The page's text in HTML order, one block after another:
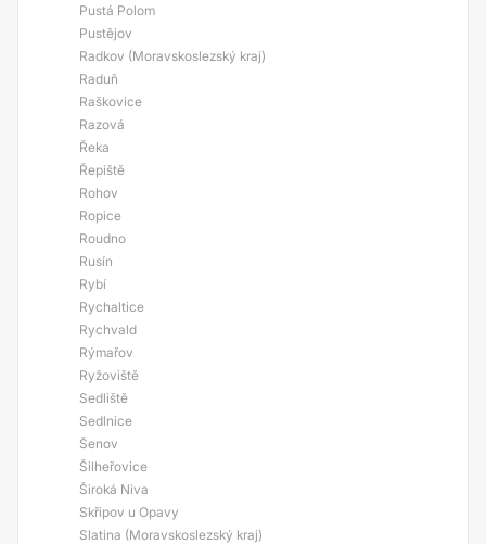
Pustá Polom
Pustějov
Radkov (Moravskoslezský kraj)
Raduň
Raškovice
Razová
Řeka
Řepiště
Rohov
Ropice
Roudno
Rusín
Rybí
Rychaltice
Rychvald
Rýmařov
Ryžoviště
Sedliště
Sedlnice
Šenov
Šilheřovice
Široká Niva
Skřipov u Opavy
Slatina (Moravskoslezský kraj)